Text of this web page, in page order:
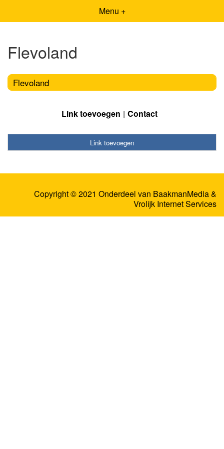
Menu +
Flevoland
Flevoland
Link toevoegen Contact
Link toevoegen
Copyright © 2021 Onderdeel van BaakmanMedia&
Vrolijk Internet Services